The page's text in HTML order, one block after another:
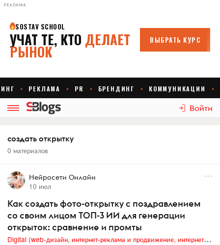
РЕКЛАМА
Войти
создать открытку
0 материалов
Нейросети Онлайн
10 июл
Как создать фото-открытку с поздравлением
со своим лицом ТОП-3 ИИ для генерации
открыток: сравнение и промты
Digital (web-дизайн, интернет-реклама и продвижение, интернет-сообщества и блоги, интернет-коммуникации, мобильный маркетинг, реклама на цифровых экранах)